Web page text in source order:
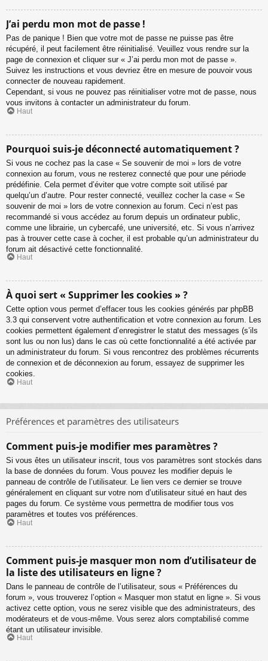
J’ai perdu mon mot de passe !
Pas de panique ! Bien que votre mot de passe ne puisse pas être
récupéré, il peut facilement être réinitialisé. Veuillez vous rendre sur la
page de connexion et cliquer sur « J’ai perdu mon mot de passe ».
Suivez les instructions et vous devriez être en mesure de pouvoir vous
connecter de nouveau rapidement.
Cependant, si vous ne pouvez pas réinitialiser votre mot de passe, nous
vous invitons à contacter un administrateur du forum.
Haut
Pourquoi suis-je déconnecté automatiquement ?
Si vous ne cochez pas la case « Se souvenir de moi » lors de votre
connexion au forum, vous ne resterez connecté que pour une période
prédéfinie. Cela permet d’éviter que votre compte soit utilisé par
quelqu’un d’autre. Pour rester connecté, veuillez cocher la case « Se
souvenir de moi » lors de votre connexion au forum. Ceci n’est pas
recommandé si vous accédez au forum depuis un ordinateur public,
comme une librairie, un cybercafé, une université, etc. Si vous n’arrivez
pas à trouver cette case à cocher, il est probable qu’un administrateur du
forum ait désactivé cette fonctionnalité.
Haut
À quoi sert « Supprimer les cookies » ?
Cette option vous permet d’effacer tous les cookies générés par phpBB
3.3 qui conservent votre authentification et votre connexion au forum. Les
cookies permettent également d’enregistrer le statut des messages (s’ils
sont lus ou non lus) dans le cas où cette fonctionnalité a été activée par
un administrateur du forum. Si vous rencontrez des problèmes récurrents
de connexion et de déconnexion au forum, essayez de supprimer les
cookies.
Haut
Préférences et paramètres des utilisateurs
Comment puis-je modifier mes paramètres ?
Si vous êtes un utilisateur inscrit, tous vos paramètres sont stockés dans
la base de données du forum. Vous pouvez les modifier depuis le
panneau de contrôle de l’utilisateur. Le lien vers ce dernier se trouve
généralement en cliquant sur votre nom d’utilisateur situé en haut des
pages du forum. Ce système vous permettra de modifier tous vos
paramètres et toutes vos préférences.
Haut
Comment puis-je masquer mon nom d’utilisateur de
la liste des utilisateurs en ligne ?
Dans le panneau de contrôle de l’utilisateur, sous « Préférences du
forum », vous trouverez l’option « Masquer mon statut en ligne ». Si vous
activez cette option, vous ne serez visible que des administrateurs, des
modérateurs et de vous-même. Vous serez alors comptabilisé comme
étant un utilisateur invisible.
Haut